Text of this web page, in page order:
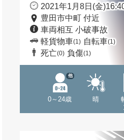
2021年1月8日(金
豊田市中町 付近
車両相互 小破事故
軽貨物車(1) 自転車(1)
死亡(0) 負傷(1)
0～24歳
他
晴